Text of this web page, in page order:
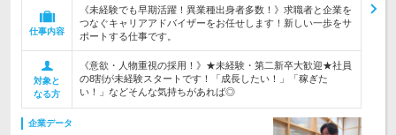
仕事内容
《未経験でも早期活躍！異業種出身者多数！》求職者と企業を
つなぐキャリアアドバイザーをお任せします！新しい一歩をサ
ポートする仕事です。
対象と
なる方
《意欲・人物重視の採用！》★未経験・第二新卒大歓迎★社員
の8割が未経験スタートです！「成長したい！」「稼ぎた
い！」などそんな気持ちがあれば◎
企業データ